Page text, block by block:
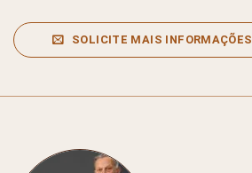
SOLICITE MAIS INFORMAÇÕES